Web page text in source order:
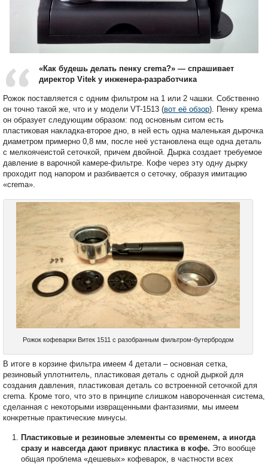
«Как будешь делать пенку crema?» — спрашивает
директор Vitek у инженера-разработчика
Рожок поставляется с одним фильтром на 1 или 2 чашки. Собственно
он точно такой же, что и у модели VT-1513 (вот её обзор). Пенку крема
он образует следующим образом: под основным ситом есть
пластиковая накладка-второе дно, в ней есть одна маленькая дырочка
диаметром примерно 0,8 мм, после неё установлена еще одна деталь
с мелкоячеистой сеточкой, причем двойной. Дырка создает требуемое
давление в варочной камере-фильтре. Кофе через эту одну дырку
проходит под напором и разбивается о сеточку, образуя имитацию
«crema».
Рожок кофеварки Витек 1511 с разобранным фильтром-бутербродом
В итоге в корзине фильтра имеем 4 детали – основная сетка,
резиновый уплотнитель, пластиковая деталь с одной дыркой для
создания давления, пластиковая деталь со встроенной сеточкой для
crema. Кроме того, что это в принципе слишком навороченная система,
сделанная с некоторыми извращенными фантазиями, мы имеем
конкретные практические минусы.
Пластиковые и резиновые элементы со временем, а иногда
сразу и навсегда дают привкус пластика в кофе. Это вообще
общая проблема «дешевых» кофеварок, в частности всех